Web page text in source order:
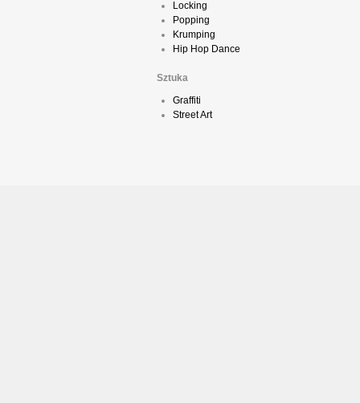
Locking
Popping
Krumping
Hip Hop Dance
Sztuka
Graffiti
Street Art